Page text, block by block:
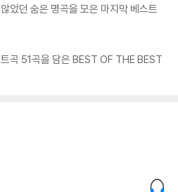
았던 숨은 명곡을 모은 마지막 베스트
곡 51곡을 담은 BEST OF THE BEST